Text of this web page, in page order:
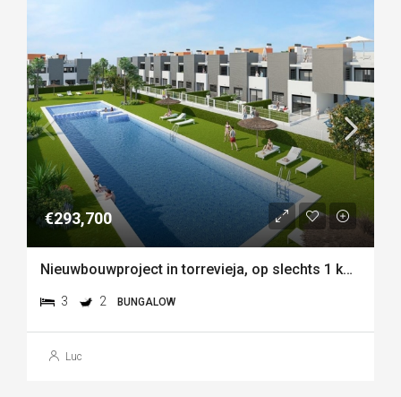
€293,700
Nieuwbouwproject in torrevieja, op slechts 1 km van de zee
3 2 BUNGALOW
Luc